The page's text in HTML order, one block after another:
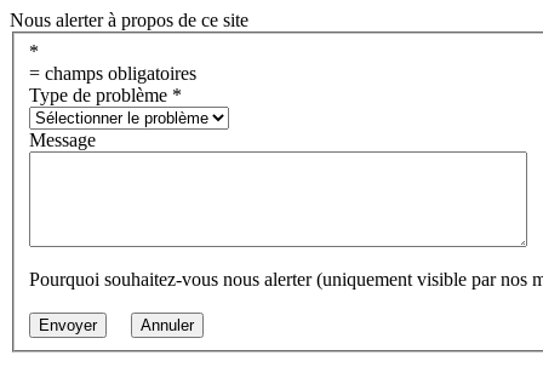
Nous alerter à propos de ce site
*
= champs obligatoires
Type de problème *
Message
Pourquoi souhaitez-vous nous alerter (uniquement visible par nos